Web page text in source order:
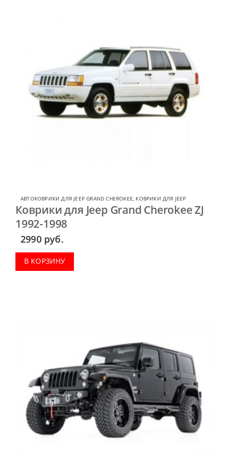
АВТОКОВРИКИ ДЛЯ JEEP GRAND CHEROKEE, КОВРИКИ ДЛЯ JEEP
Коврики для Jeep Grand Cherokee ZJ
1992-1998
2990 руб.
В КОРЗИНУ